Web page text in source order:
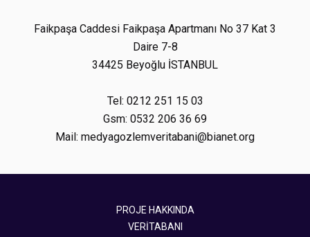
Faikpaşa Caddesi Faikpaşa Apartmanı No 37 Kat 3
Daire 7-8
34425 Beyoğlu İSTANBUL
Tel: 0212 251 15 03
Gsm: 0532 206 36 69
Mail: medyagozlemveritabani@bianet.org
PROJE HAKKINDA
VERİTABANI